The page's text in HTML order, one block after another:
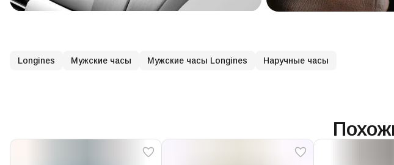
Longines Мужские часы Мужские часы Longines Наручные часы